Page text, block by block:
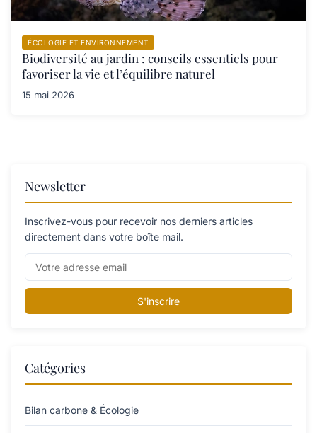
ÉCOLOGIE ET ENVIRONNEMENT
Biodiversité au jardin : conseils essentiels pour
favoriser la vie et l’équilibre naturel
15 mai 2026
Newsletter
Inscrivez-vous pour recevoir nos derniers articles
directement dans votre boîte mail.
S'inscrire
Catégories
Bilan carbone & Écologie